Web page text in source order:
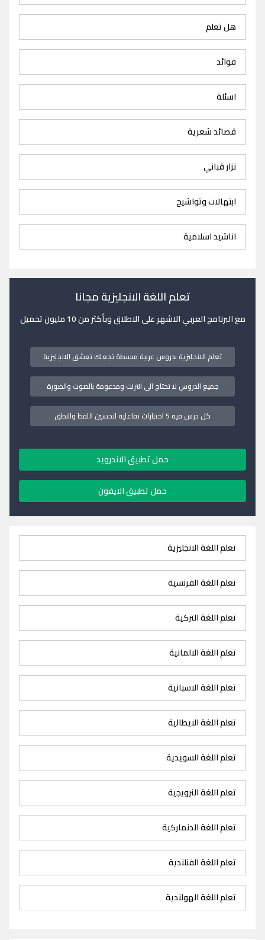
هل تعلم
فوائد
اسئلة
قصائد شعرية
نزار قباني
ابتهالات وتواشيح
اناشيد اسلامية
تعلم اللغة الانجليزية مجانا
مع البرنامج العربي الاشهر على الاطلاق وبأكثر من 10 مليون تحميل
تعلم الانجليزية بدروس عربية مبسطة تجعلك تعشق الانجليزية
جميع الدروس لا تحتاج الى انترنت ومدعومة بالصوت والصورة
كل درس فيه 5 اختبارات تفاعلية لتحسين اللفظ والنطق
حمل تطبيق الاندرويد
حمل تطبيق الايفون
تعلم اللغة الانجليزية
تعلم اللغة الفرنسية
تعلم اللغة التركية
تعلم اللغة الالمانية
تعلم اللغة الاسبانية
تعلم اللغة الايطالية
تعلم اللغة السويدية
تعلم اللغة النرويجية
تعلم اللغة الدنماركية
تعلم اللغة الفنلندية
تعلم اللغة الهولندية